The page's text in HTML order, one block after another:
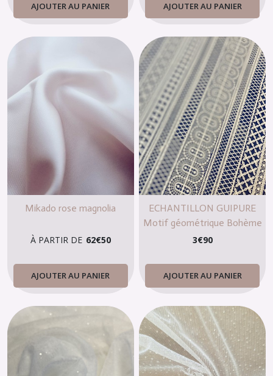
AJOUTER AU PANIER AJOUTER AU PANIER
Mikado rose magnolia
À PARTIR DE 62€50
AJOUTER AU PANIER
ECHANTILLON GUIPURE
Motif géométrique Bohème
3€90
AJOUTER AU PANIER